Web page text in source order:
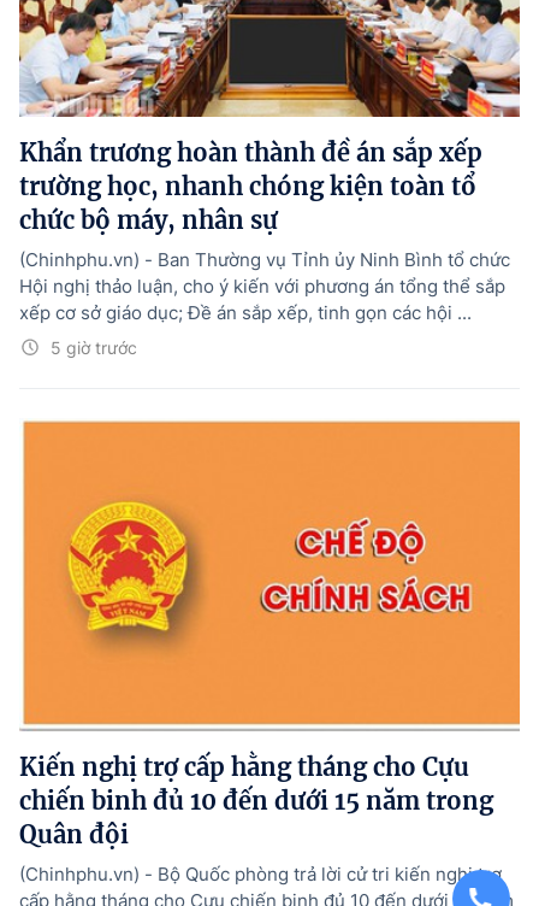
Khẩn trương hoàn thành đề án sắp xếp
trường học, nhanh chóng kiện toàn tổ
chức bộ máy, nhân sự
5 giờ trước
(Chinhphu.vn) - Ban Thường vụ Tỉnh ủy Ninh Bình tổ chức
Hội nghị thảo luận, cho ý kiến với phương án tổng thể sắp
xếp cơ sở giáo dục; Đề án sắp xếp, tinh gọn các hội ...
Kiến nghị trợ cấp hằng tháng cho Cựu
chiến binh đủ 10 đến dưới 15 năm trong
Quân đội
(Chinhphu.vn) - Bộ Quốc phòng trả lời cử tri kiến nghị trợ
cấp hằng tháng cho Cựu chiến binh đủ 10 đến dưới 15 năm